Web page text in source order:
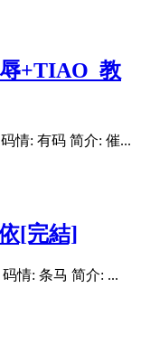
+TIAO_教
情: 有码 简介: 催...
[完結]
情: 条马 简介: ...